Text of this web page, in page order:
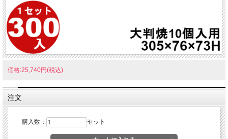
価格:25,740円(税込)
注文
購入数： セット